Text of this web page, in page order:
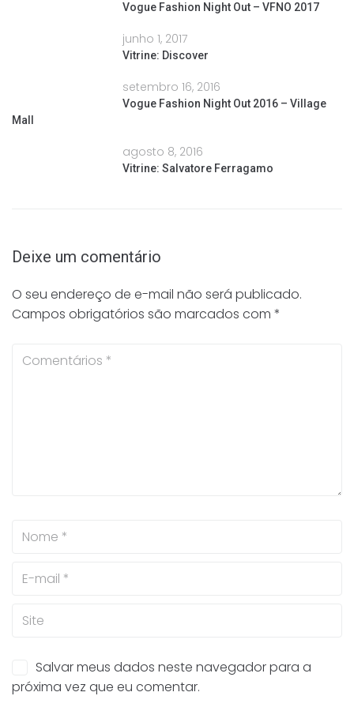
Vogue Fashion Night Out – VFNO 2017
junho 1, 2017
Vitrine: Discover
setembro 16, 2016
Vogue Fashion Night Out 2016 – Village
Mall
agosto 8, 2016
Vitrine: Salvatore Ferragamo
Deixe um comentário
O seu endereço de e-mail não será publicado.
Campos obrigatórios são marcados com *
Salvar meus dados neste navegador para a
próxima vez que eu comentar.